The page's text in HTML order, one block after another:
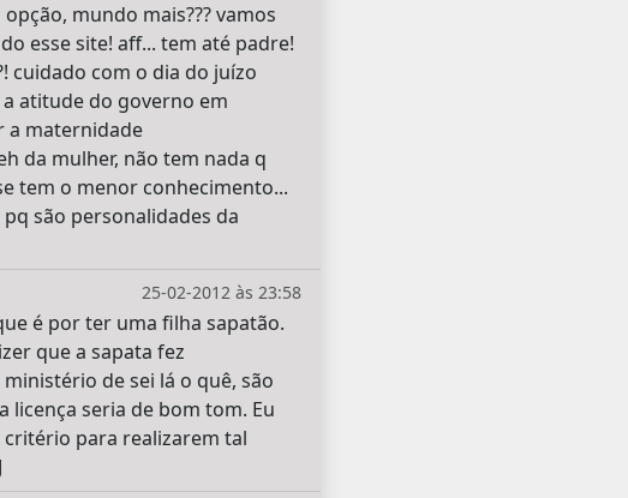
mundo mais??? vamos
esse site! aff... tem até padre!
cuidado com o dia do juízo
a atitude do governo em
a maternidade
da mulher, não tem nada q
tem o menor conhecimento...
são personalidades da
25-02-2012 às 23:58
é por ter uma filha sapatão.
que a sapata fez
de sei lá o quê, são
licença seria de bom tom. Eu
critério para realizarem tal